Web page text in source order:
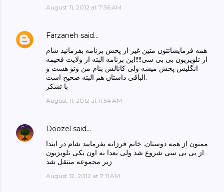
August 11, 2012 at 7:36 AM
Farzaneh said…
همه فرمایشاتتون متین غیر از پخش برنامه بفرمائید شام
از تلویزیون بی بی سی!!!!این برنامه البته از ولایت فخیمه
انگلیس پخش میشه ولی کانالش بنام من وتو هست و
الباقی داستان هم البته صحیح است.
با تشکر
August 11, 2012 at 11:54 AM
Doozel said…
ممنون از همه دوستان. خانم فرزانه بفرمایید شام در ابتدا
از بی بی سی شروع شد ولی بعدا به اون یکی تلویزیون
زیر مجموعه منتقل شد
August 12, 2012 at 7:11 AM